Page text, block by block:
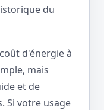
du
d'énergie à
mais
et de
Si votre usage